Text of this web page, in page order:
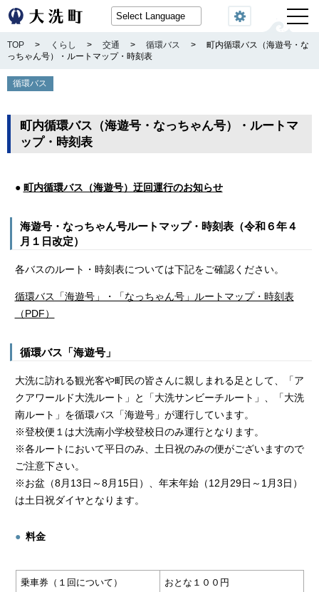
閲覧機能
TOP > くらし > 交通 > 循環バス >
町内循環バス（海遊号・な
っちゃん号）・ルートマップ・時刻表
循環バス
町内循環バス（海遊号・なっちゃん号）・ルートマ
ップ・時刻表
● 町内循環バス（海遊号）迂回運行のお知らせ
海遊号・なっちゃん号ルートマップ・時刻表（令和６年４
月１日改定）
各バスのルート・時刻表については下記をご確認ください。
循環バス「海遊号」・「なっちゃん号」ルートマップ・時刻表
（PDF）
循環バス「海遊号」
大洗に訪れる観光客や町民の皆さんに親しまれる足として、「ア
クアワールド大洗ルート」と「大洗サンビーチルート」、「大洗
南ルート」を循環バス「海遊号」が運行しています。
※登校便１は大洗南小学校登校日のみ運行となります。
※各ルートにおいて平日のみ、土日祝のみの便がございますので
ご注意下さい。
※お盆（8月13日～8月15日）、年末年始（12月29日～1月3日）
は土日祝ダイヤとなります。
料金
乗車券（１回について） おとな１００円